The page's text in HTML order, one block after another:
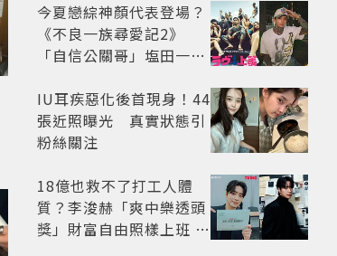
今夏戀綜神顏代表登場？
《不良一族尋愛記2》
「自信公關哥」塩田一馬
老闆
IU耳疾惡化後首現身！44
張近照曝光 真實狀態引
粉絲關注
18億也救不了打工人體
質？李浚赫「爽中樂透頭
獎」財富自由照樣上班 西